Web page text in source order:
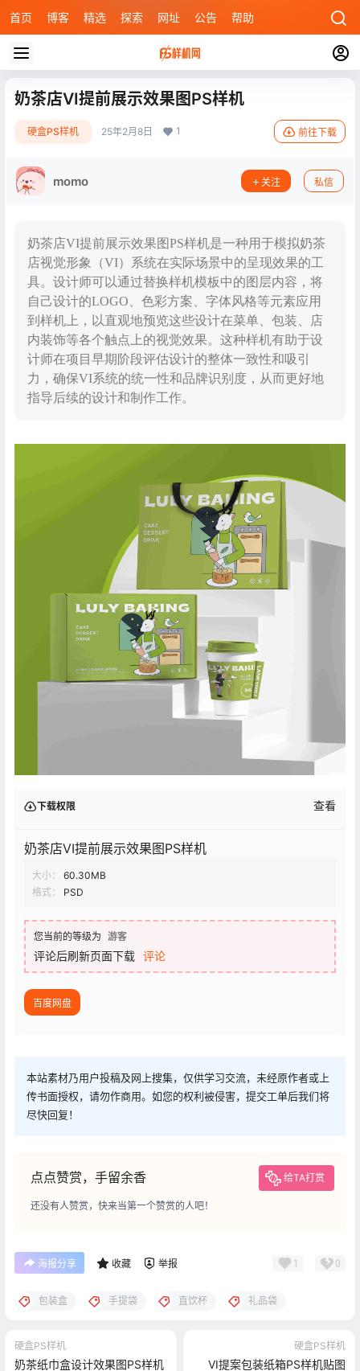
首页 博客 精选 探索 网址 公告 帮助
奶茶店VI提前展示效果图PS样机
硬盒PS样机 25年2月8日 1 前往下载
momo 关注 私信
奶茶店VI提前展示效果图PS样机是一种用于模拟奶茶
店视觉形象（VI）系统在实际场景中的呈现效果的工
具。设计师可以通过替换样机模板中的图层内容，将
自己设计的LOGO、色彩方案、字体风格等元素应用
到样机上，以直观地预览这些设计在菜单、包装、店
内装饰等各个触点上的视觉效果。这种样机有助于设
计师在项目早期阶段评估设计的整体一致性和吸引
力，确保VI系统的统一性和品牌识别度，从而更好地
指导后续的设计和制作工作。
下载权限 查看
奶茶店VI提前展示效果图PS样机
大小：
60.30MB
格式：
PSD
您当前的等级为 游客
评论后刷新页面下载 评论
百度网盘
本站素材乃用户投稿及网上搜集，仅供学习交流，未经原作者或上
传书面授权，请勿作商用。如您的权利被侵害，提交工单后我们将
尽快回复！
点点赞赏，手留余香 给TA打赏
还没有人赞赏，快来当第一个赞赏的人吧！
海报分享 收藏 举报 1 0
包装盒 手提袋 直饮杯 礼品袋
硬盒PS样机
奶茶纸巾盒设计效果图PS样机
硬盒PS样机
VI提案包装纸箱PS样机贴图